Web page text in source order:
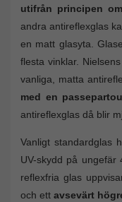
utifrån principen
andra antireflexglas
en matt glasyta.
flesta vinklar.
vanliga, matta
med en
antireflexglas då blir
Vanligt standardglas
UV-skydd på ungefär
reflexfria glas
och ett avsevärt